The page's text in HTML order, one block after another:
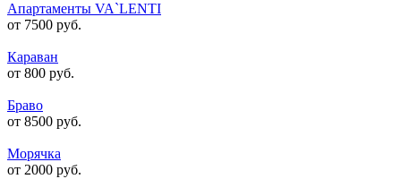
Апартаменты VA`LENTI
от 7500 руб.
Караван
от 800 руб.
Браво
от 8500 руб.
Морячка
от 2000 руб.